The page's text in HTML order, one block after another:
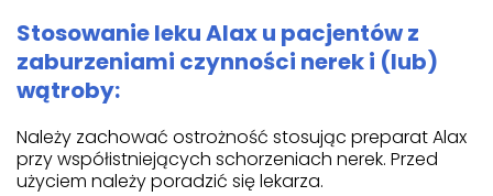
Stosowanie leku Alax u pacjentów z
zaburzeniami czynności nerek i (lub)
wątroby:
Należy zachować ostrożność stosując preparat Alax
przy współistniejących schorzeniach nerek. Przed
użyciem należy poradzić się lekarza.